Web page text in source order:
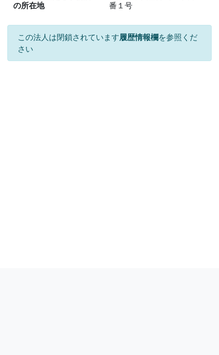
の所在地
番１号
この法人は閉鎖されています履歴情報欄を参照くだ
さい